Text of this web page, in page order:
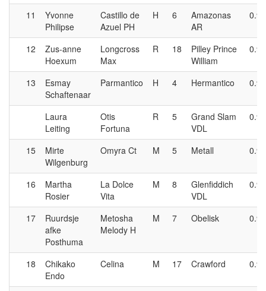
11
Yvonne
Philipse
Castillo de
Azuel PH
H 6
Amazonas
AR
0.90
12
Zus-anne
Hoexum
Longcross
Max
R 18
Pilley Prince
William
0.90
13
Esmay
Schaftenaar
Parmantico H 4 Hermantico 0.90
Laura
Leiting
Otis
Fortuna
R 5
Grand Slam
VDL
0.90
15
Mirte
Wilgenburg
Omyra Ct M 5 Metall 0.90
16
Martha
Rosier
La Dolce
Vita
M 8
Glenfiddich
VDL
0.90
17
Ruurdsje
afke
Posthuma
Metosha
Melody H
M 7 Obelisk 0.90
18
Chikako
Endo
Celina M 17 Crawford 0.90